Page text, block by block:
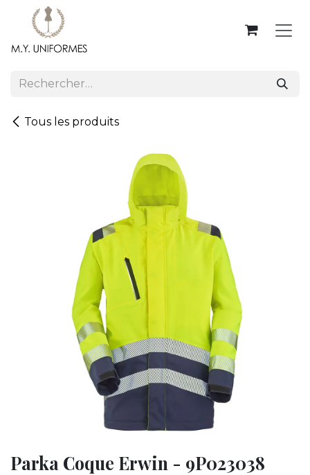
Se rendre au contenu
Tous les produits
Parka Coque Erwin - 9P023038